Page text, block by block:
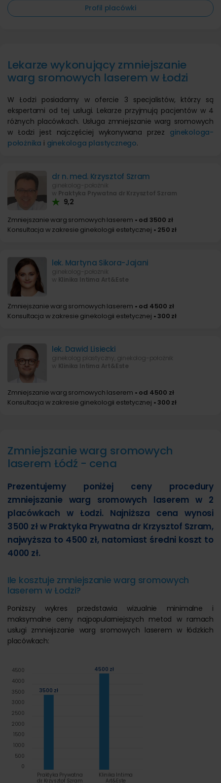
Profil placówki
Lekarze wykonujący zmniejszanie
warg sromowych laserem w Łodzi
W Łodzi posiadamy w ofercie 3 specjalistów, którzy są
ekspertami od tej usługi. Lekarze przyjmują pacjentów w 4
różnych placówkach. Usługa zmniejszanie warg sromowych
w Łodzi jest najczęściej wykonywana przez ginekologa-
położnika i ginekologa plastycznego.
dr n. med. Krzysztof Szram
ginekolog-położnik
w Praktyka Prywatna dr Krzysztof Szram
9,2
Zmniejszanie warg sromowych laserem • od 3500 zł
Konsultacja w zakresie ginekologii estetycznej • 250 zł
lek. Martyna Sikora-Jajani
ginekolog-położnik
w Klinika Intima Art&Este
Zmniejszanie warg sromowych laserem • od 4500 zł
Konsultacja w zakresie ginekologii estetycznej • 300 zł
lek. Dawid Lisiecki
ginekolog plastyczny, ginekolog-położnik
w Klinika Intima Art&Este
Zmniejszanie warg sromowych laserem • od 4500 zł
Konsultacja w zakresie ginekologii estetycznej • 300 zł
Zmniejszanie warg sromowych
laserem Łódź - cena
Prezentujemy poniżej ceny procedury
zmniejszanie warg sromowych laserem w 2
placówkach w Łodzi. Najniższa cena wynosi
3500 zł w Praktyka Prywatna dr Krzysztof Szram,
najwyższa to 4500 zł, natomiast średni koszt to
4000 zł.
Ile kosztuje zmniejszanie warg sromowych
laserem w Łodzi?
Poniższy wykres przedstawia wizualnie minimalne i
maksymalne ceny najpopularniejszych metod w ramach
usługi zmniejszanie warg sromowych laserem w łódzkich
placówkach:
3500 zł
4500 zł
Praktyka Prywatna
dr Krzysztof Szram
Klinika Intima
Art&Este
0
500
1000
1500
2000
2500
3000
3500
4000
4500